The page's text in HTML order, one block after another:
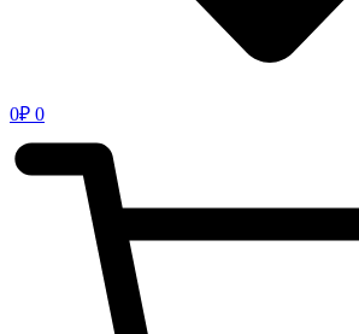
0₽ 0